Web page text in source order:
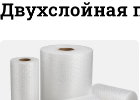
Двухслойная